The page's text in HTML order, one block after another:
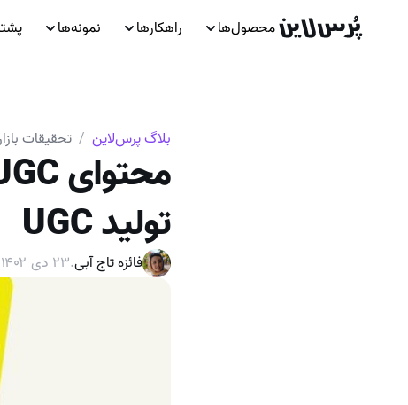
محصول‌ها راهکارها نمونه‌ها
بلاگ پرس‌لاین / تحقیقات
تولید UGC
فائزه تاج آبی.۲۳ دی ۱۴۰۲